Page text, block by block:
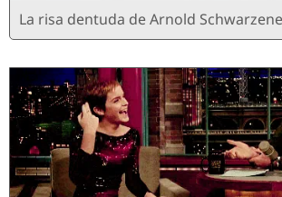
La risa dentuda de Arnold